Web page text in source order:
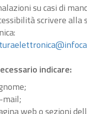
su casi di
scrivere alla
indicare:
mail;
web o sezioni